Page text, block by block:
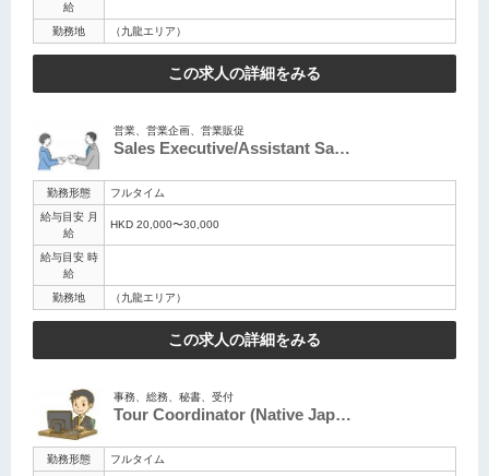
給
勤務地
（九龍エリア）
この求人の詳細をみる
営業、営業企画、営業販促
Sales Executive/Assistant Sa…
勤務形態
フルタイム
給与目安 月
給
HKD 20,000〜30,000
給与目安 時
給
勤務地
（九龍エリア）
この求人の詳細をみる
事務、総務、秘書、受付
Tour Coordinator (Native Jap…
勤務形態
フルタイム